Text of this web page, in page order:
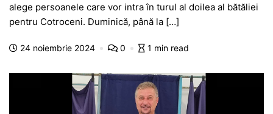
e
b
o
s
A
p
s
e
g
er
er gr
a
m
s
a
e
je
a
ă
alege persoanele care vor intra în turul al doilea al bătăliei
pentru Cotroceni. Duminică, până la […]
24 noiembrie 2024 0 1 min read